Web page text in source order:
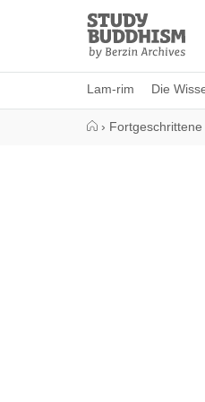
Study
Buddhism
Home
Lam-rim Die
› Fortgeschrittene